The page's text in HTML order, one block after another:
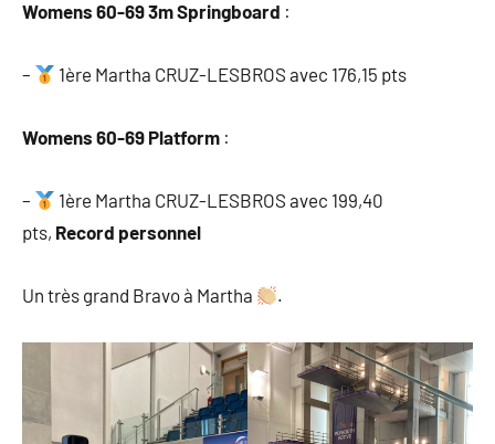
Womens 60-69 3m Springboard :
– 1ère Martha CRUZ-LESBROS avec 176,15 pts
Womens 60-69 Platform :
–
1ère Martha CRUZ-LESBROS avec 199,40
pts, Record personnel
Un très grand Bravo à Martha .